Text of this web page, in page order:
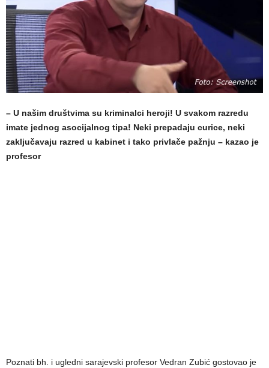
– U našim društvima su kriminalci heroji! U svakom razredu
imate jednog asocijalnog tipa! Neki prepadaju curice, neki
zaključavaju razred u kabinet i tako privlače pažnju – kazao je
profesor
Poznati bh. i ugledni sarajevski profesor Vedran Zubić gostovao je